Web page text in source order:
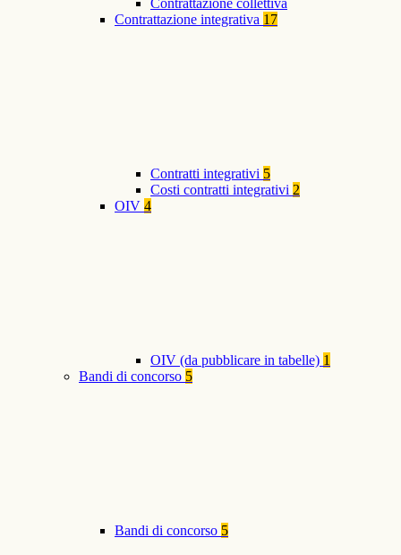
Contrattazione collettiva
Contrattazione integrativa 17
Contratti integrativi 5
Costi contratti integrativi 2
OIV 4
OIV (da pubblicare in tabelle) 1
Bandi di concorso 5
Bandi di concorso 5